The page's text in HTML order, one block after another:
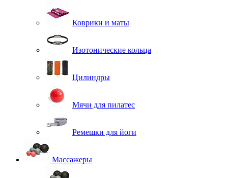
Коврики и маты
Изотонические кольца
Цилиндры
Мячи для пилатес
Ремешки для йоги
Массажеры